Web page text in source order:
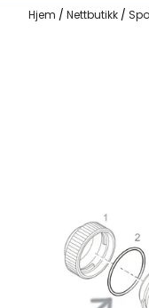
Hjem / Nettbutikk /